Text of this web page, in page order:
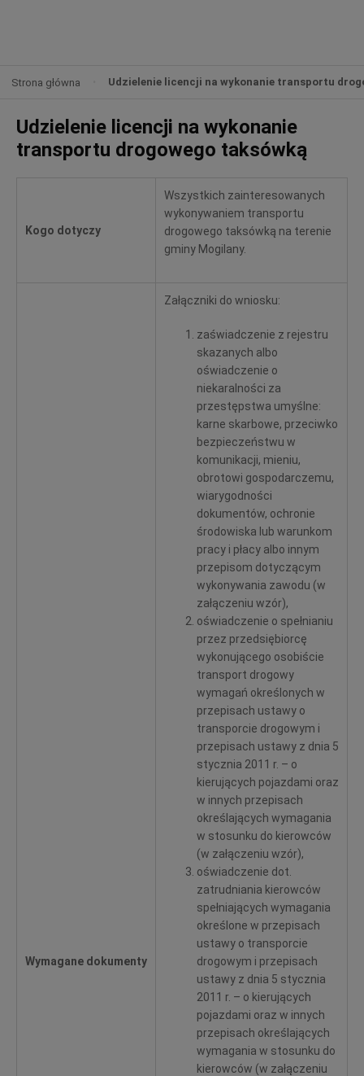
Strona główna Udzielenie licencji na wykonanie transportu
Udzielenie licencji na wykonanie
transportu drogowego taksówką
Kogo dotyczy
Wszystkich zainteresowanych
wykonywaniem transportu
drogowego taksówką na terenie
gminy Mogilany.
Wymagane dokumenty
Załączniki do wniosku:
zaświadczenie z rejestru
skazanych albo
oświadczenie o
niekaralności za
przestępstwa umyślne:
karne skarbowe, przeciwko
bezpieczeństwu w
komunikacji, mieniu,
obrotowi gospodarczemu,
wiarygodności
dokumentów, ochronie
środowiska lub warunkom
pracy i płacy albo innym
przepisom dotyczącym
wykonywania zawodu (w
załączeniu wzór),
oświadczenie o spełnianiu
przez przedsiębiorcę
wykonującego osobiście
transport drogowy
wymagań określonych w
przepisach ustawy o
transporcie drogowym i
przepisach ustawy z dnia 5
stycznia 2011 r. – o
kierujących pojazdami oraz
w innych przepisach
określających wymagania
w stosunku do kierowców
(w załączeniu wzór),
oświadczenie dot.
zatrudniania kierowców
spełniających wymagania
określone w przepisach
ustawy o transporcie
drogowym i przepisach
ustawy z dnia 5 stycznia
2011 r. – o kierujących
pojazdami oraz w innych
przepisach określających
wymagania w stosunku do
kierowców (w załączeniu